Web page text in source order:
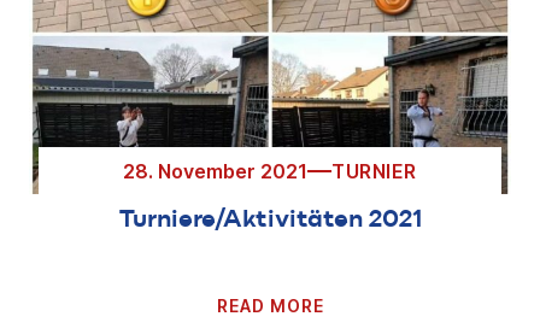
28. November 2021 TURNIER
Turniere/Aktivitäten 2021
READ MORE